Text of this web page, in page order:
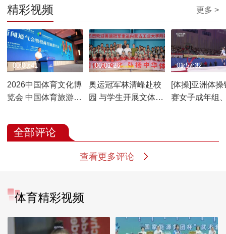
精彩视频 更多 >
2026中国体育文化博
览会 中国体育旅游博
00:00:41
奥运冠军林清峰赴校
园 与学生开展文体科
00:01:26
[体操]亚洲体操
赛女子成年组
01:57:32
全部评论
查看更多评论
体育精彩视频